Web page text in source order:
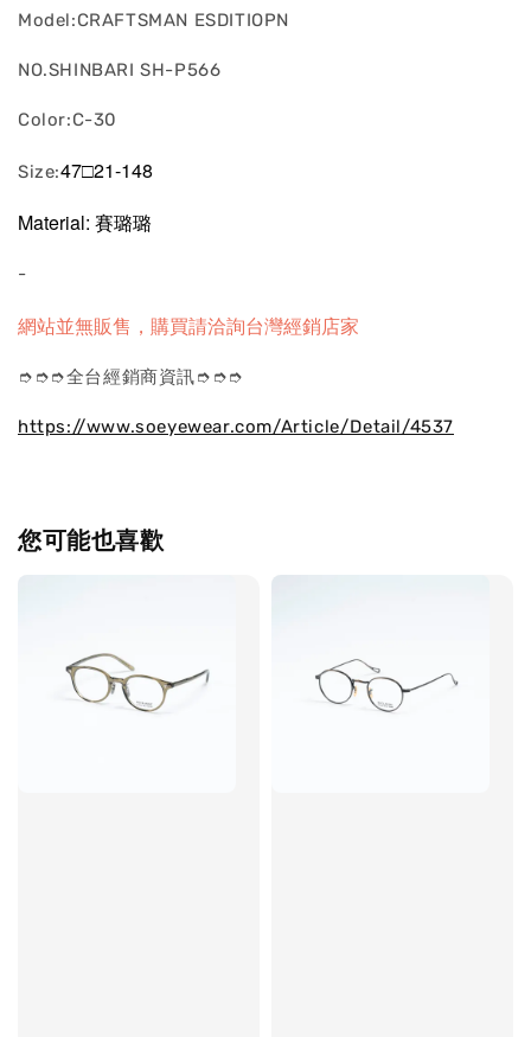
Model:CRAFTSMAN ESDITIOPN
NO.SHINBARI SH-P566
Color:C-30
Size:47□21-148
Material: 賽璐璐
-
網站並無販售，購買請洽詢台灣經銷店家
➮➮➮全台經銷商資訊➮➮➮
https://www.soeyewear.com/Article/Detail/4537
您可能也喜歡